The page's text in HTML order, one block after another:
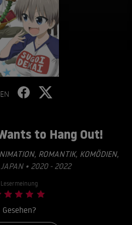
to Hang Out!
, ROMANTIK, KOMÖDIEN,
JAPAN • 2020 - 2022
Lesermeinung
Gesehen?